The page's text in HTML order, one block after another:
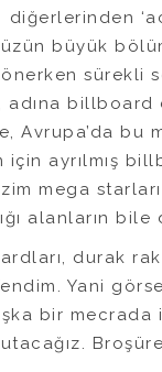
diğerlerinden
büyük
sürekli
Avrupa’da bu
için ayrılmış
mega
alanların bile
durak
Yani
bir mecrada